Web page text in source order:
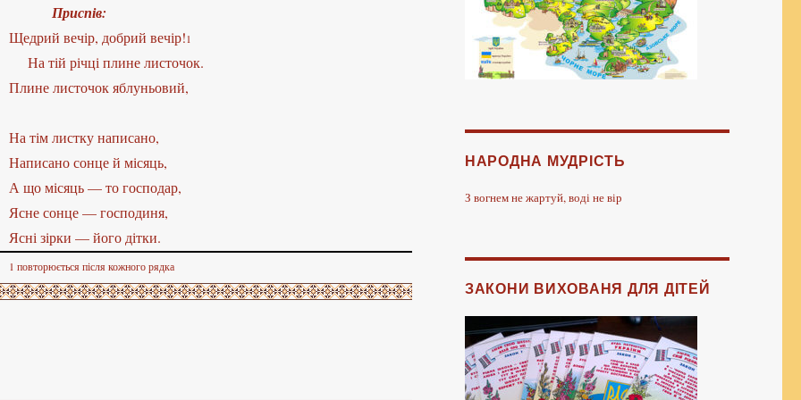
Приспів:
Щедрий вечір, добрий вечір!1
плине листочок.
Плине листочок яблуньовий,
На тім листку написано,
Написано сонце й місяць,
А що місяць — то господар,
Ясне сонце — господиня,
Ясні зірки — його дітки.
1 повторюється після кожного рядка
НАРОДНА МУДРІСТЬ
З вогнем не жартуй, воді не вір
ЗАКОНИ ВИХОВАНЯ ДЛЯ ДІТЕЙ